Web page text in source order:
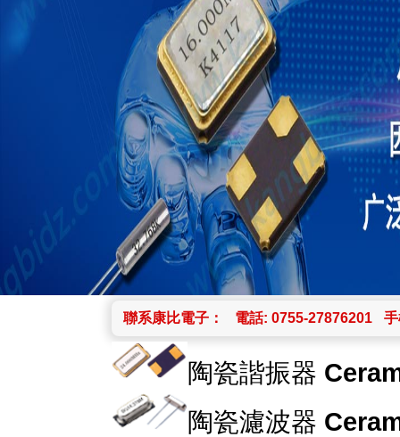
聯系康比電子： 電話: 0755-27876201
陶瓷諧振器
陶瓷濾波器